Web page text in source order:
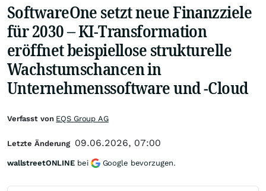
SoftwareOne setzt neue Finanzziele
für 2030 – KI-Transformation
eröffnet beispiellose strukturelle
Wachstumschancen in
Unternehmenssoftware und -Cloud
Verfasst von EQS Group AG
Letzte Änderung 09.06.2026, 07:00
wallstreetONLINE bei Google bevorzugen.